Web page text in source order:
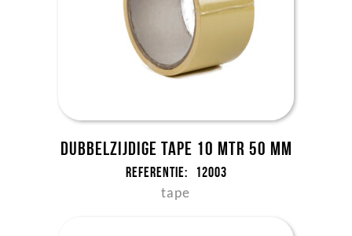
Dubbelzijdige tape 10 mtr 50 mm
Referentie: 12003
tape